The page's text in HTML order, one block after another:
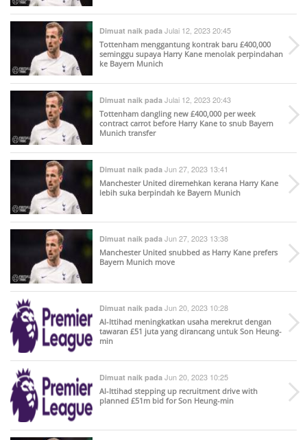
Dimuat naik pada Julai 12, 2023 20:45
Tottenham menggantung kontrak baru £400,000
seminggu supaya Harry Kane menolak perpindahan
ke Bayern Munich
Dimuat naik pada Julai 12, 2023 20:43
Tottenham dangling new £400,000 per week
contract carrot before Harry Kane to snub Bayern
Munich transfer
Dimuat naik pada Jun 27, 2023 13:41
Manchester United diremehkan kerana Harry Kane
lebih suka berpindah ke Bayern Munich
Dimuat naik pada Jun 27, 2023 13:38
Manchester United snubbed as Harry Kane prefers
Bayern Munich move
Dimuat naik pada Jun 20, 2023 10:28
Al-Ittihad meningkatkan usaha merekrut dengan
tawaran £51 juta yang dirancang untuk Son Heung-
min
Dimuat naik pada Jun 20, 2023 10:25
Al-Ittihad stepping up recruitment drive with
planned £51m bid for Son Heung-min